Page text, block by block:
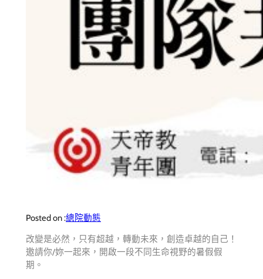
Posted on :總院動態
改變是必然，只有超越，轉動未來，創造卓越的自己！
邀請你/妳一起來，開啟一段不同生命視野的暑假假
期。